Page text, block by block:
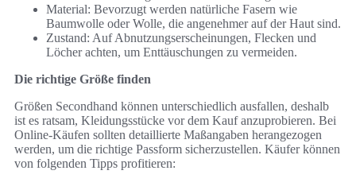
Material: Bevorzugt werden natürliche Fasern wie
Baumwolle oder Wolle, die angenehmer auf der Haut sind.
Zustand: Auf Abnutzungserscheinungen, Flecken und
Löcher achten, um Enttäuschungen zu vermeiden.
Die richtige Größe finden
Größen Secondhand können unterschiedlich ausfallen, deshalb
ist es ratsam, Kleidungsstücke vor dem Kauf anzuprobieren. Bei
Online-Käufen sollten detaillierte Maßangaben herangezogen
werden, um die richtige Passform sicherzustellen. Käufer können
von folgenden Tipps profitieren: